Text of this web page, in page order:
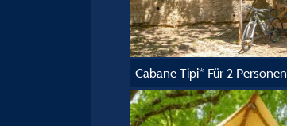
Cabane Tipi* Für 2 Personen